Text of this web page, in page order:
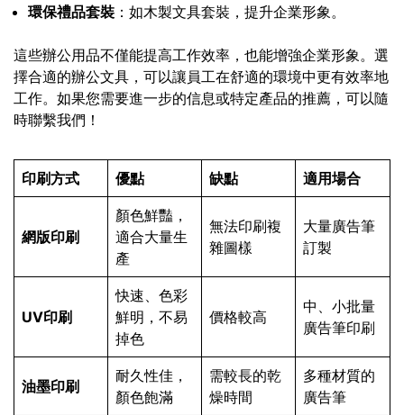
環保禮品套裝 ：如木製文具套裝，提升企業形象。
這些辦公用品不僅能提高工作效率，也能增強企業形象。選
擇合適的辦公文具，可以讓員工在舒適的環境中更有效率地
工作。如果您需要進一步的信息或特定產品的推薦，可以隨
時聯繫我們！
印刷方式 優點 缺點 適用場合
網版印刷
顏色鮮豔，
適合大量生
產
無法印刷複
雜圖樣
大量廣告筆
訂製
UV印刷
快速、色彩
鮮明，不易
掉色
價格較高
中、小批量
廣告筆印刷
油墨印刷
耐久性佳，
顏色飽滿
需較長的乾
燥時間
多種材質的
廣告筆